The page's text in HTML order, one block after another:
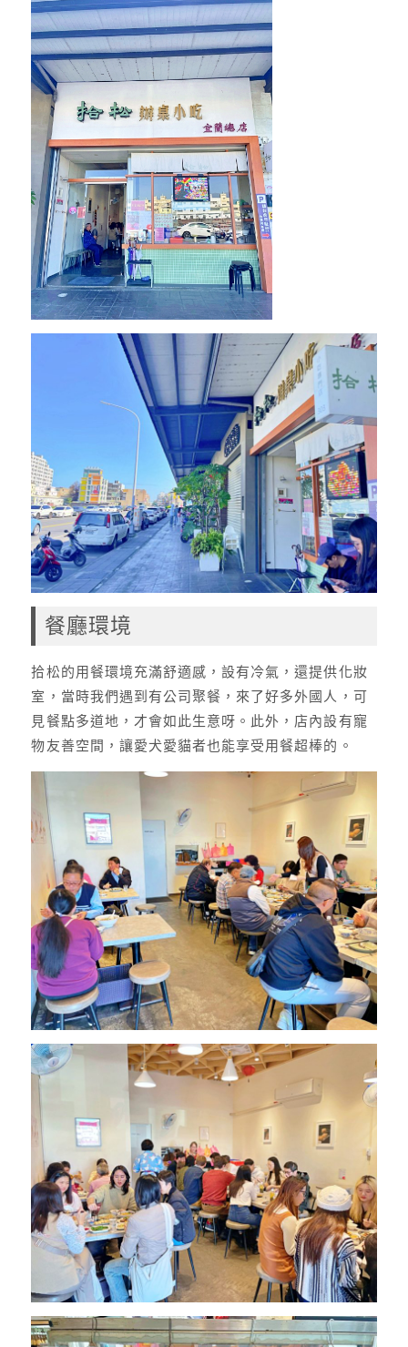
餐廳環境
拾松的用餐環境充滿舒適感，設有冷氣，還提供化妝
室，當時我們遇到有公司聚餐，來了好多外國人，可
見餐點多道地，才會如此生意呀。此外，店內設有寵
物友善空間，讓愛犬愛貓者也能享受用餐超棒的。